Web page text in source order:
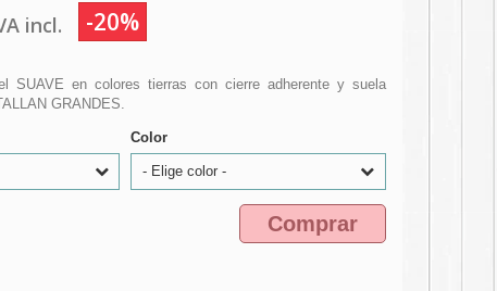
incl. -20%
SUAVE en colores tierras con cierre adherente y suela
GRANDES.
Color
- Elige color -
Comprar